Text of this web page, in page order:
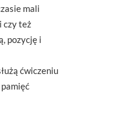
mali
czy też
pozycję i
ćwiczeniu